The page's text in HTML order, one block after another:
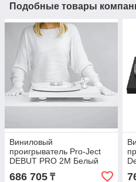
Подобные товары
Виниловый
проигрыватель Pro-Ject
DEBUT PRO 2M Белый
686 705 ₸